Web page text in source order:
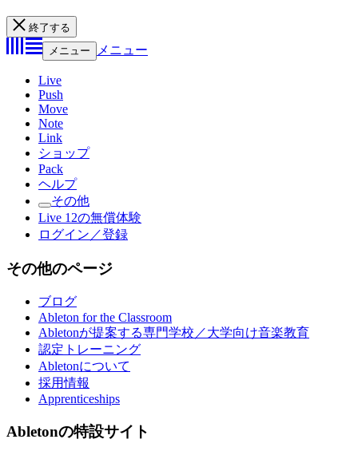
終了する
メニュー
メニュー
Live
Push
Move
Note
Link
ショップ
Pack
ヘルプ
その他
Live 12の無償体験
ログイン／登録
その他のページ
ブログ
Ableton for the Classroom
Abletonが提案する専門学校／大学向け音楽教育
認定トレーニング
Abletonについて
採用情報
Apprenticeships
Abletonの特設サイト